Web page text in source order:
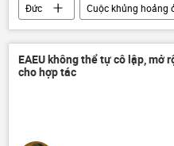
Đức
Cuộc khủng hoảng
Ukraina
đại sứ
Báo chí thế giới
EAEU không thể tự cô lập, mở
cho hợp tác